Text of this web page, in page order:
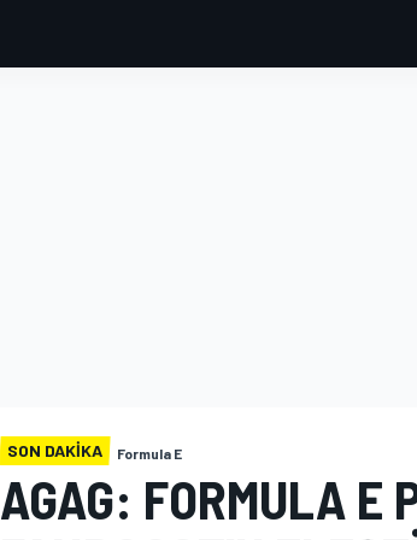
SON DAKIKA Formula E
AGAG: FORMULA E